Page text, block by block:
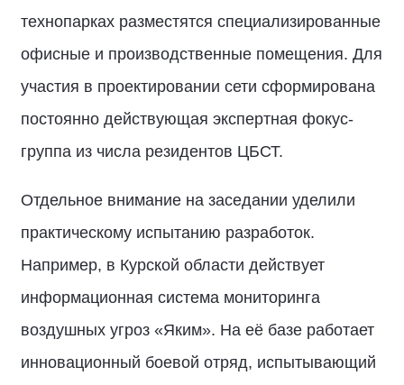
технопарках разместятся специализированные
офисные и производственные помещения. Для
участия в проектировании сети сформирована
постоянно действующая экспертная фокус-
группа из числа резидентов ЦБСТ.
Отдельное внимание на заседании уделили
практическому испытанию разработок.
Например, в Курской области действует
информационная система мониторинга
воздушных угроз «Яким». На её базе работает
инновационный боевой отряд, испытывающий